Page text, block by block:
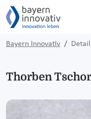
Bayern Innovativ Detail
Thorben